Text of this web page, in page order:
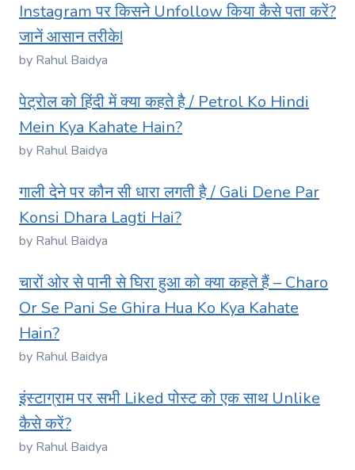
Instagram पर किसने Unfollow किया कैसे पता करें?
जानें आसान तरीके!
by Rahul Baidya
पेट्रोल को हिंदी में क्या कहते है / Petrol Ko Hindi
Mein Kya Kahate Hain?
by Rahul Baidya
गाली देने पर कौन सी धारा लगती है / Gali Dene Par
Konsi Dhara Lagti Hai?
by Rahul Baidya
चारों ओर से पानी से घिरा हुआ को क्या कहते हैं – Charo
Or Se Pani Se Ghira Hua Ko Kya Kahate
Hain?
by Rahul Baidya
इंस्टाग्राम पर सभी Liked पोस्ट को एक साथ Unlike
कैसे करें?
by Rahul Baidya